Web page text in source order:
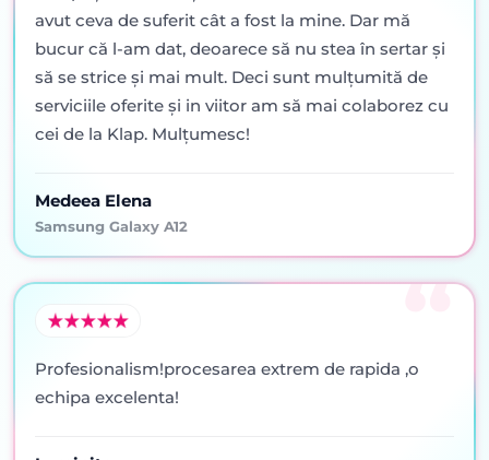
avut ceva de suferit cât a fost la mine. Dar mă
bucur că l-am dat, deoarece să nu stea în sertar şi
să se strice şi mai mult. Deci sunt mulţumită de
serviciile oferite şi in viitor am să mai colaborez cu
cei de la Klap. Mulţumesc!
Medeea Elena
Samsung Galaxy A12
Profesionalism!procesarea extrem de rapida ,o
echipa excelenta!